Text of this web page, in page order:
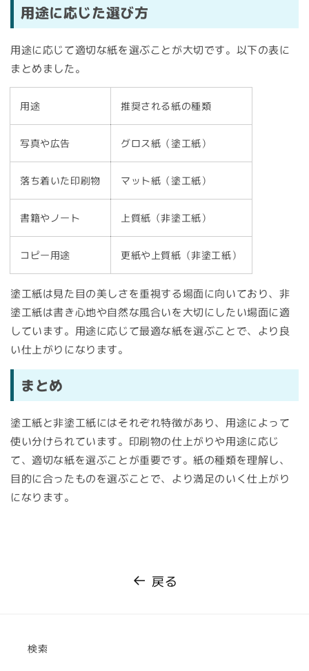
用途に応じた選び方
用途に応じて適切な紙を選ぶことが大切です。以下の表に
まとめました。
用途 推奨される紙の種類
写真や広告 グロス紙（塗工紙）
落ち着いた印刷物 マット紙（塗工紙）
書籍やノート 上質紙（非塗工紙）
コピー用途 更紙や上質紙（非塗工紙）
塗工紙は見た目の美しさを重視する場面に向いており、非
塗工紙は書き心地や自然な風合いを大切にしたい場面に適
しています。用途に応じて最適な紙を選ぶことで、より良
い仕上がりになります。
まとめ
塗工紙と非塗工紙にはそれぞれ特徴があり、用途によって
使い分けられています。印刷物の仕上がりや用途に応じ
て、適切な紙を選ぶことが重要です。紙の種類を理解し、
目的に合ったものを選ぶことで、より満足のいく仕上がり
になります。
戻る
検索